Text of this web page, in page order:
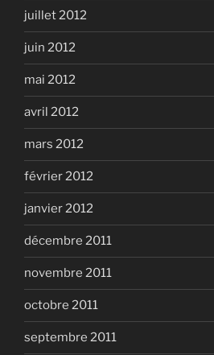
juillet 2012
juin 2012
mai 2012
avril 2012
mars 2012
février 2012
janvier 2012
décembre 2011
novembre 2011
octobre 2011
septembre 2011